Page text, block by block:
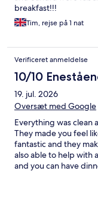
breakfast!!!
Tim, rejse på 1 nat
Verificeret anmeldelse
10/10
19. jul. 2026
Oversæt med Google
Everything was clean
They made you feel
fantastic and they
also able to help with
and you can have